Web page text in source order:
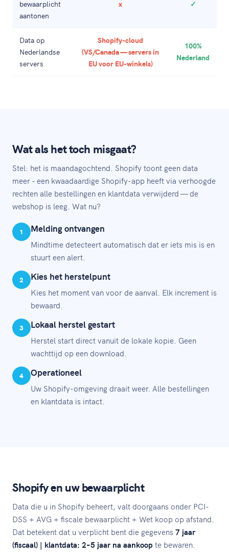
bewaarplicht
aantonen
x ✓
Data op
Nederlandse
servers
Shopify-cloud
(VS/Canada — servers in
EU voor EU-winkels)
100%
Nederland
Wat als het toch misgaat?
Stel: het is maandagochtend. Shopify toont geen data
meer - een kwaadaardige Shopify-app heeft via verhoogde
rechten alle bestellingen en klantdata verwijderd — de
webshop is leeg. Wat nu?
1 Melding ontvangen
Mindtime detecteert automatisch dat er iets mis is en
stuurt een alert.
2 Kies het herstelpunt
Kies het moment van voor de aanval. Elk increment is
bewaard.
3 Lokaal herstel gestart
Herstel start direct vanuit de lokale kopie. Geen
wachttijd op een download.
4 Operationeel
Uw Shopify-omgeving draait weer. Alle bestellingen
en klantdata is intact.
Shopify en uw bewaarplicht
Data die u in Shopify beheert, valt doorgaans onder PCI-
DSS + AVG + fiscale bewaarplicht + Wet koop op afstand.
Dat betekent dat u verplicht bent die gegevens7 jaar
(fiscaal) | klantdata: 2–5 jaar na aankoop te bewaren.